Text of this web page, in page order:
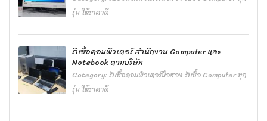
รุ่น ให้ราคาดี
รับซื้อคอมพิวเตอร์ สำนักงาน Computer และ
Notebook ตามบริษัท
Category:รับซื้อคอมพิวเตอร์มือสอง รับซื้อ Computer ทุก
รุ่น ให้ราคาดี